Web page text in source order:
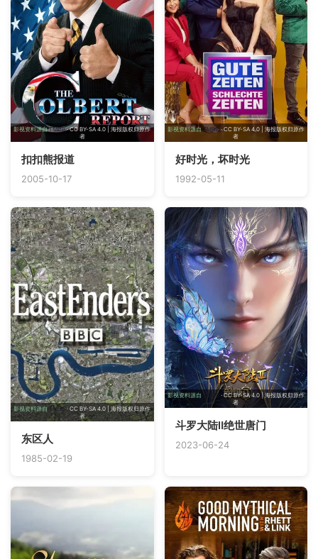
影视资料源自TMDB· CC BY-SA 4.0 | 海报版权归原作
者
扣扣熊报道
2005-10-17
影视资料源自 TMDB· CC BY-SA 4.0 | 海报版权归原作
者
好时光，坏时光
1992-05-11
影视资料源自 TMDB · CC BY-SA 4.0 | 海报版权归原作
者
东区人
1985-02-19
影视资料源自 TMDB · CC BY-SA 4.0 | 海报版权归原作
者
斗罗大陆Ⅱ绝世唐门
2023-06-24